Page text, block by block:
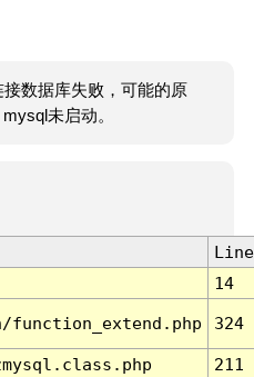
数据库失败，可能的原
未启动。
Line
14
324
211